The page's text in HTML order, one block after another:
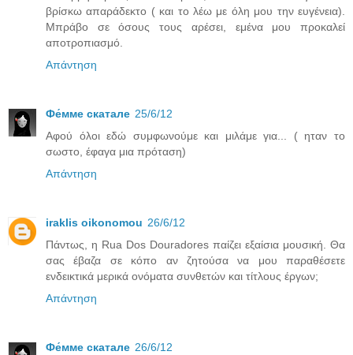
βρίσκω απαράδεκτο ( και το λέω με όλη μου την ευγένεια).
Μπράβο σε όσους τους αρέσει, εμένα μου προκαλεί
αποτροπιασμό.
Απάντηση
Фе́ммe скатале 25/6/12
Αφού όλοι εδώ συμφωνούμε και μιλάμε για... ( ηταν το
σωστο, έφαγα μια πρόταση)
Απάντηση
iraklis oikonomou 26/6/12
Πάντως, η Rua Dos Douradores παίζει εξαίσια μουσική. Θα
σας έβαζα σε κόπο αν ζητούσα να μου παραθέσετε
ενδεικτικά μερικά ονόματα συνθετών και τίτλους έργων;
Απάντηση
Фе́ммe скатале 26/6/12